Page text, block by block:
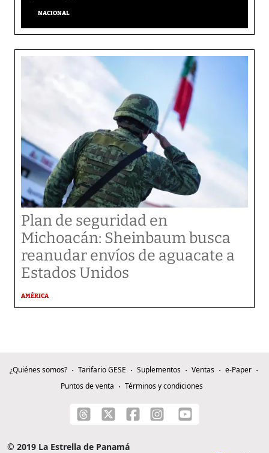
NACIONAL
Plan de seguridad en
Michoacán: Sheinbaum busca
reanudar envíos de aguacate a
Estados Unidos
AMÉRICA
¿Quiénes somos? Tarifario GESE Suplementos Ventas
e-Paper
Puntos de venta
Términos y condiciones
© 2019 La Estrella de Panamá